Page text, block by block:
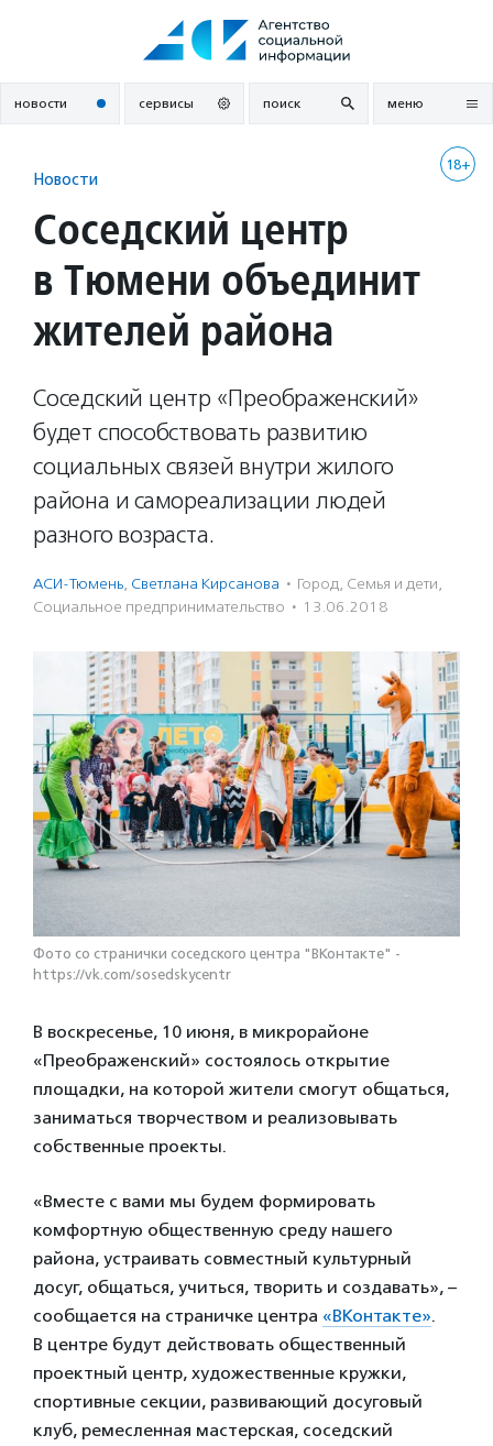
новости сервисы поиск меню
18+
Новости
Соседский центр
в Тюмени объединит
жителей района
Соседский центр «Преображенский»
будет способствовать развитию
социальных связей внутри жилого
района и самореализации людей
разного возраста.
АСИ-Тюмень, Светлана Кирсанова · Город, Семья и дети,
Социальное предпри­нима­тель­ство · 13.06.2018
Фото со странички соседского центра "ВКонтакте" -
https://vk.com/sosedskycentr
В воскресенье, 10 июня, в микрорайоне
«Преображенский» состоялось открытие
площадки, на которой жители смогут общаться,
заниматься творчеством и реализовывать
собственные проекты.
«Вместе с вами мы будем формировать
комфортную общественную среду нашего
района, устраивать совместный культурный
досуг, общаться, учиться, творить и создавать», –
сообщается на страничке центра «ВКонтакте».
В центре будут действовать общественный
проектный центр, художественные кружки,
спортивные секции, развивающий досуговый
клуб, ремесленная мастерская, соседский